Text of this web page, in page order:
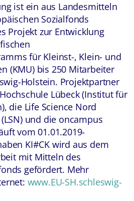
ist ein aus Landesmitteln
Sozialfonds
Projekt zur Entwicklung
für Kleinst-, Klein- und
(KMU) bis 250 Mitarbeiter
Holstein. Projektpartner
Lübeck (Institut für
die Life Science Nord
und die oncampus
vom 01.01.2019-
KI#CK wird aus dem
mit Mitteln des
gefördert. Mehr
www.EU-SH.schleswig-